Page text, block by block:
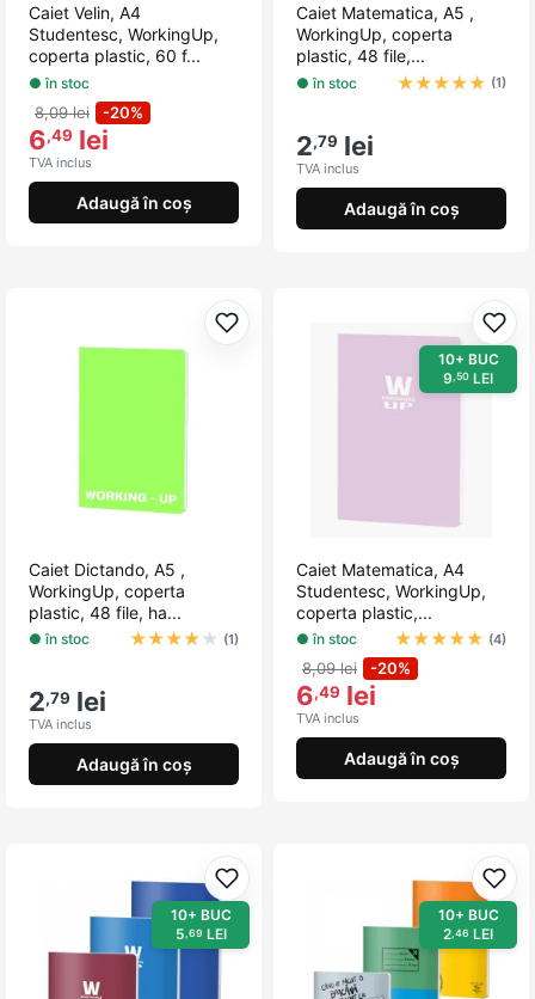
Caiet Velin, A4
Studentesc, WorkingUp,
coperta plastic, 60 f...
● în stoc
8,09 lei -20%
6,49 lei
TVA inclus
Adaugă în coș
Caiet Matematica, A5 ,
WorkingUp, coperta
plastic, 48 file,...
● în stoc ★★★★★ (1)
2,79 lei
TVA inclus
Adaugă în coș
Adaugă la favorite
Caiet Dictando, A5 ,
WorkingUp, coperta
plastic, 48 file, ha...
● în stoc ★★★★ ★ (1)
2,79 lei
TVA inclus
Adaugă în coș
10+ BUC
9,50 LEI
Caiet Matematica, A4
Studentesc, WorkingUp,
coperta plastic,...
● în stoc ★★★★★ (4)
8,09 lei -20%
6,49 lei
TVA inclus
Adaugă în coș
Adaugă la favorite
10+ BUC
5 ,69 LEI
10+ BUC
2 ,46 LEI